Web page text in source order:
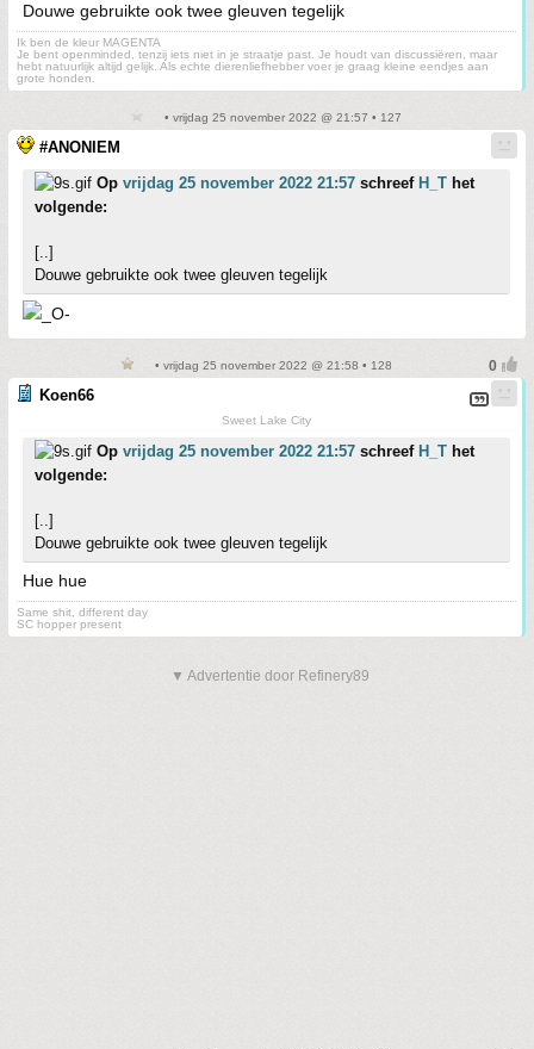
Douwe gebruikte ook twee gleuven tegelijk
Ik ben de kleur MAGENTA
Je bent openminded, tenzij iets niet in je straatje past. Je houdt van discussiëren, maar
hebt natuurlijk altijd gelijk. Als echte dierenliefhebber voer je graag kleine eendjes aan
grote honden.
• vrijdag 25 november 2022 @ 21:57 • 127
#ANONIEM
Op vrijdag 25 november 2022 21:57 schreef H_T het
volgende:
[..]
Douwe gebruikte ook twee gleuven tegelijk
• vrijdag 25 november 2022 @ 21:58 • 128
Koen66
Sweet Lake City
Op vrijdag 25 november 2022 21:57 schreef H_T het
volgende:
[..]
Douwe gebruikte ook twee gleuven tegelijk
Hue hue
Same shit, different day
SC hopper present
▼ Advertentie door Refinery89